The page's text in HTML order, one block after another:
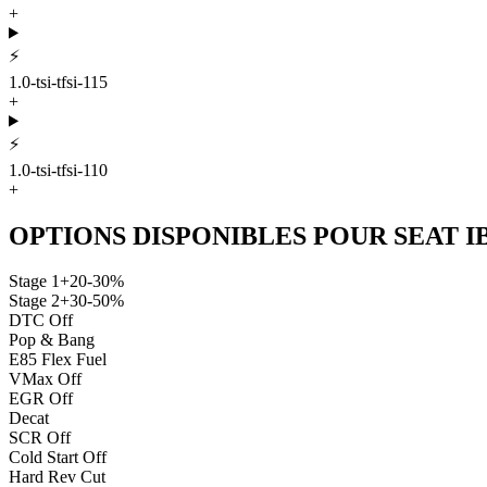
+
⚡
1.0-tsi-tfsi-115
+
⚡
1.0-tsi-tfsi-110
+
OPTIONS DISPONIBLES POUR SEAT
Stage 1+20-30%
Stage 2+30-50%
DTC Off
Pop & Bang
E85 Flex Fuel
VMax Off
EGR Off
Decat
SCR Off
Cold Start Off
Hard Rev Cut